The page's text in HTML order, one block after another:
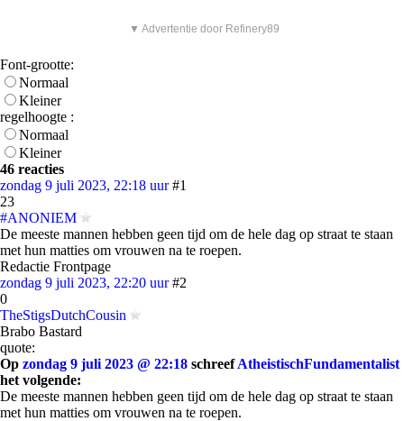
▼ Advertentie door Refinery89
Font-grootte:
Normaal
Kleiner
regelhoogte :
Normaal
Kleiner
46 reacties
zondag 9 juli 2023, 22:18 uur #1
23
#ANONIEM
De meeste mannen hebben geen tijd om de hele dag op straat te staan
met hun matties om vrouwen na te roepen.
Redactie Frontpage
zondag 9 juli 2023, 22:20 uur #2
0
TheStigsDutchCousin
Brabo Bastard
quote:
Op zondag 9 juli 2023 @ 22:18 schreefAtheistischFundamentalist
het volgende:
De meeste mannen hebben geen tijd om de hele dag op straat te staan
met hun matties om vrouwen na te roepen.